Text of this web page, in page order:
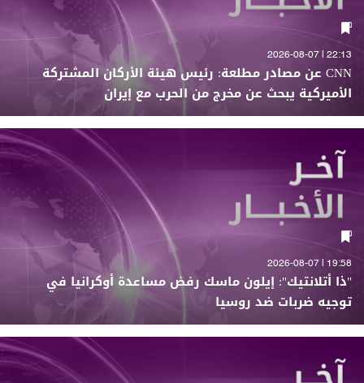
22:13 | 2026-08-07
CNN عن مصادر مطلعة: رئيس هيئة الأركان المشتركة
الأميركية يبحث عن مخرج من الحرب مع إيران
19:58 | 2026-08-07
"ذا أتلانتيك": إيلون ماسك رفض مساعدة أوكرانيا في
توجيه ضربات ضد روسيا